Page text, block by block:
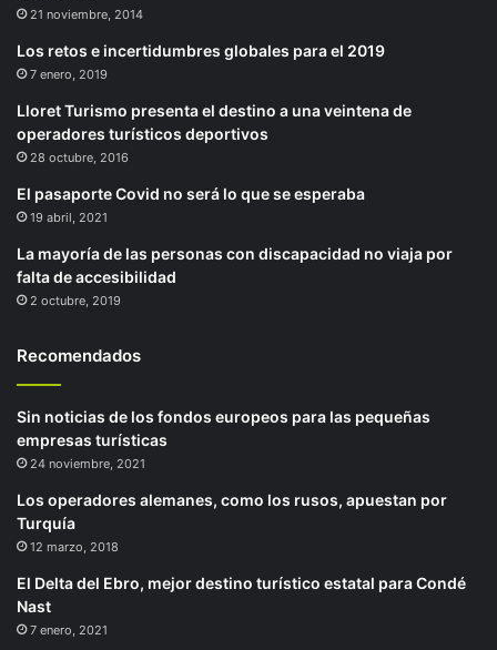
21 noviembre, 2014
Los retos e incertidumbres globales para el 2019
7 enero, 2019
Lloret Turismo presenta el destino a una veintena de
operadores turísticos deportivos
28 octubre, 2016
El pasaporte Covid no será lo que se esperaba
19 abril, 2021
La mayoría de las personas con discapacidad no viaja por
falta de accesibilidad
2 octubre, 2019
Recomendados
Sin noticias de los fondos europeos para las pequeñas
empresas turísticas
24 noviembre, 2021
Los operadores alemanes, como los rusos, apuestan por
Turquía
12 marzo, 2018
El Delta del Ebro, mejor destino turístico estatal para Condé
Nast
7 enero, 2021